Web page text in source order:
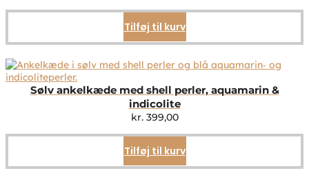
Tilføj til kurv
Sølv ankelkæde med shell perler, aquamarin &
indicolite
kr.399,00
Tilføj til kurv